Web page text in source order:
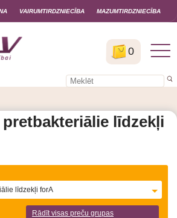
0
VAIRUMTIRDZNIECĪBA MAZUMTIRDZNIECĪBA
līdzekļi
Rādīt visas preču grupas
līdzekļi forA